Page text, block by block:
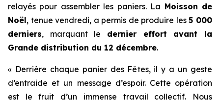
relayés pour assembler les paniers. La Moisson de
Noël, tenue vendredi, a permis de produire les5 000
derniers, marquant le dernier effort avant la
Grande distribution du 12 décembre.
« Derrière chaque panier des Fêtes, il y a un geste
d’entraide et un message d’espoir. Cette opération
est le fruit d’un immense travail collectif. Nous